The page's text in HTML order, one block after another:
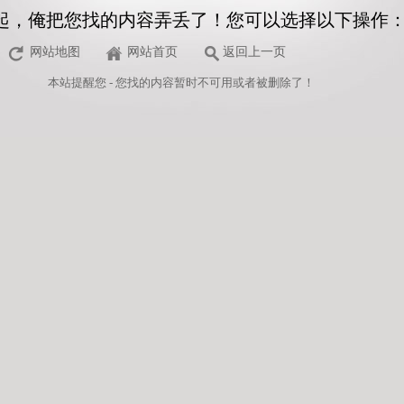
，俺把您找的内容弄丢了！您可以选择以下操作
网站地图 网站首页 返回上一页
本站提醒您 - 您找的内容暂时不可用或者被删除了！